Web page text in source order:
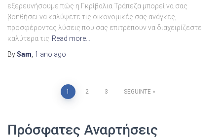
εξερευνήσουμε πώς η Γκρίβαλια Τράπεζα μπορεί να σας
βοηθήσει να καλύψετε τις οικονομικές σας ανάγκες,
προσφέροντας λύσεις που σας επιτρέπουν να διαχειρίζεστε
καλύτερα τις Read more…
BySam 1 ano ago
Paginação
1 2 3 SEGUINTE
Πρόσφατες Αναρτήσεις